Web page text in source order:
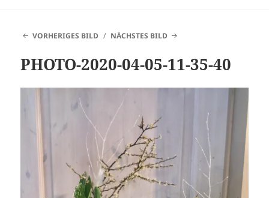
VORHERIGES BILD NÄCHSTES BILD
PHOTO-2020-04-05-11-35-40